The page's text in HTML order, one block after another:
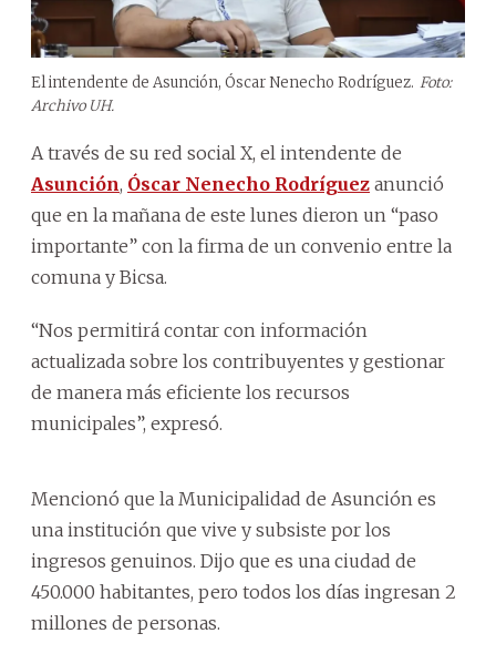
El intendente de Asunción, Óscar Nenecho Rodríguez. Foto:
Archivo UH.
A través de su red social X, el intendente de
Asunción, Óscar Nenecho Rodríguez anunció
que en la mañana de este lunes dieron un “paso
importante” con la firma de un convenio entre la
comuna y Bicsa.
“Nos permitirá contar con información
actualizada sobre los contribuyentes y gestionar
de manera más eficiente los recursos
municipales”, expresó.
Mencionó que la Municipalidad de Asunción es
una institución que vive y subsiste por los
ingresos genuinos. Dijo que es una ciudad de
450.000 habitantes, pero todos los días ingresan 2
millones de personas.